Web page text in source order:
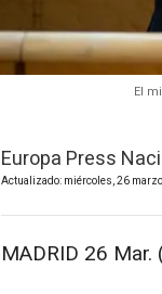
El
Europa Press
Actualizado: miércoles, 26
MADRID 26 Mar.